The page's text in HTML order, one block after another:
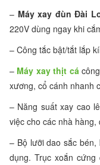
– Máy xay đùn Đài
220V dùng ngay khi
– Công tắc bật/tắt lắp
– Máy xay thịt cá
xương, cổ cánh nhanh
– Năng suất xay cao
việc cho các nhà
– Bộ lưỡi dao sắc bén,
dụng. Trục xoắn